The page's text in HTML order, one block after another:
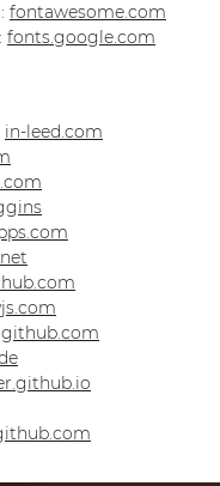
fontawesome.com
fonts.google.com
in-leed.com
github.com